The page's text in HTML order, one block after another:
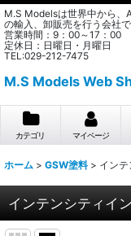
M.S Modelsは世界中から、
の輸入、卸販売を行う会社で
営業時間：9：00～17：00
定休日：日曜日・月曜日
TEL:029-212-7475
M.S Models Web
カテゴリ マイページ
ホーム > GSW塗料 > インテ
インテンシティイ